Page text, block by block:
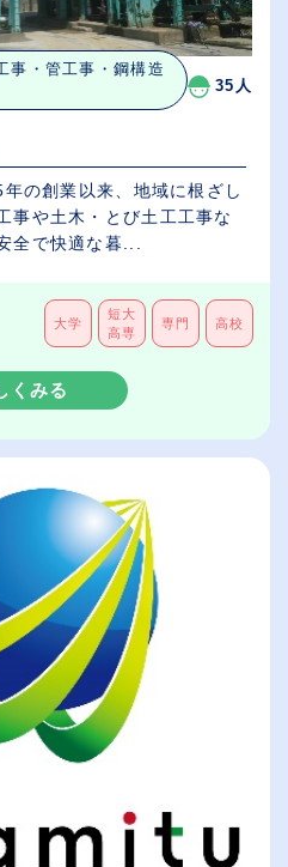
事・管工事・鋼構造
35人
の創業以来、地域に根ざし
事や土木・とび土工工事な
全で快適な暮...
大学
短大
高専
専門 高校
くみる